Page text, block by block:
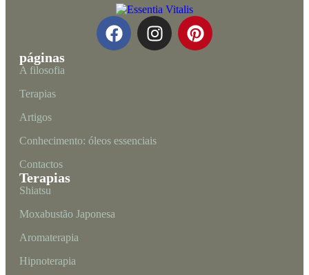
páginas
A filosofia
Terapias
Artigos
Conhecimento: óleos essenciais
Contactos
Terapias
Shiatsu
Moxabustão Japonesa
Aromaterapia
Hipnoterapia